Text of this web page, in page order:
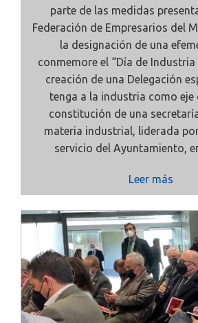
parte de las medidas
Federación de Empresarios del
la designación de una
conmemore el “Día de Industria
creación de una Delegación
tenga a la industria como eje
constitución de una
materia industrial, liderada por
servicio del Ayuntamiento,
Leer más